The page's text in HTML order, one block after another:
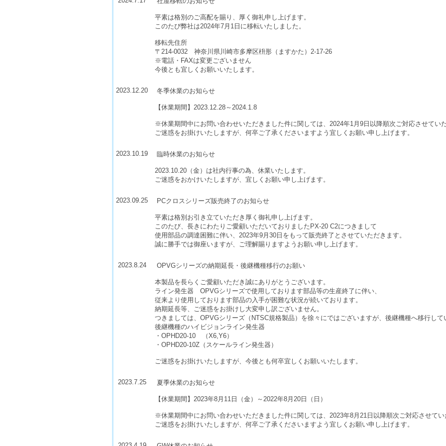
平素は格別のご高配を賜り、厚く御礼申し上げます。
このたび弊社は2024年7月1日に移転いたしました。
移転先住所
〒214-0032 神奈川県川崎市多摩区枡形（ますかた）2-17-26
※電話・FAXは変更ございません
今後とも宜しくお願いいたします。
2023.12.20 冬季休業のお知らせ
【休業期間】2023.12.28～2024.1.8
※休業期間中にお問い合わせいただきました件に関しては、2024年1月9日以降順次ご対応させていた
ご迷惑をお掛けいたしますが、何卒ご了承くださいますよう宜しくお願い申し上げます。
2023.10.19 臨時休業のお知らせ
2023.10.20（金）は社内行事の為、休業いたします。
ご迷惑をおかけいたしますが、宜しくお願い申し上げます。
2023.09.25 PCクロスシリーズ販売終了のお知らせ
平素は格別お引き立ていただき厚く御礼申し上げます。
このたび、長きにわたりご愛顧いただいておりましたPX-20 C2につきまして
使用部品の調達困難に伴い、2023年9月30日をもって販売終了とさせていただきます。
誠に勝手では御座いますが、ご理解賜りますようお願い申し上げます。
2023.8.24 OPVGシリーズの納期延長・後継機種移行のお願い
本製品を長らくご愛顧いただき誠にありがとうございます。
ライン発生器 OPVGシリーズで使用しております部品等の生産終了に伴い、
従来より使用しております部品の入手が困難な状況が続いております。
納期延長等、ご迷惑をお掛けし大変申し訳ございません。
つきましては、OPVGシリーズ（NTSC規格製品）を徐々にではございますが、後継機種へ移行して
後継機種のハイビジョンライン発生器
・OPHD20-10 （X6,Y6）
・OPHD20-10Z（スケールライン発生器）
ご迷惑をお掛けいたしますが、今後とも何卒宜しくお願いいたします。
2023.7.25 夏季休業のお知らせ
【休業期間】2023年8月11日（金）～2022年8月20日（日）
※休業期間中にお問い合わせいただきました件に関しては、2023年8月21日以降順次ご対応させてい
ご迷惑をお掛けいたしますが、何卒ご了承くださいますよう宜しくお願い申し上げます。